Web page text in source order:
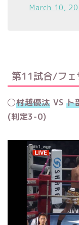
March 10,
第11試合/フェ
◯村越優汰 VS卜
(判定3-0)